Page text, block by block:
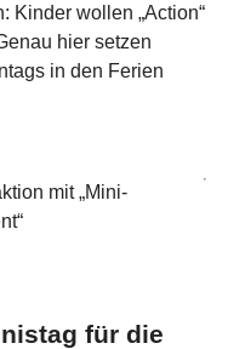
Kinder wollen „Action“
hier setzen
in den Ferien
für die